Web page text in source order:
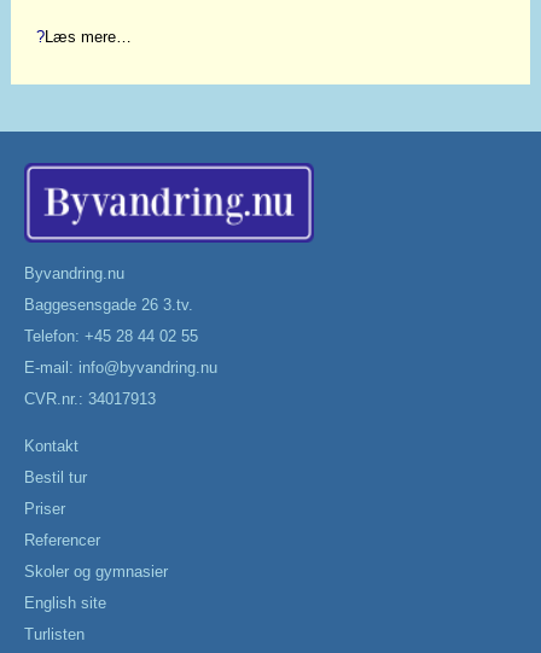
? Læs mere…
Byvandring.nu
Baggesensgade 26 3.tv.
Telefon: +45 28 44 02 55
E-mail: info@byvandring.nu
CVR.nr.: 34017913
Kontakt
Bestil tur
Priser
Referencer
Skoler og gymnasier
English site
Turlisten